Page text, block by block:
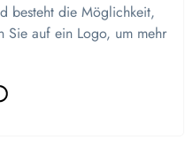
besteht die Möglichkeit,
Sie auf ein Logo, um mehr